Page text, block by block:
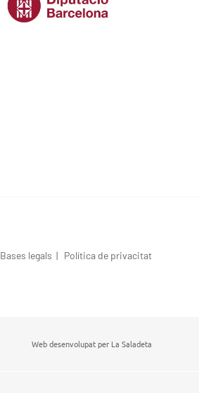
Bases legals | Política de privacitat
Web desenvolupat per La Saladeta